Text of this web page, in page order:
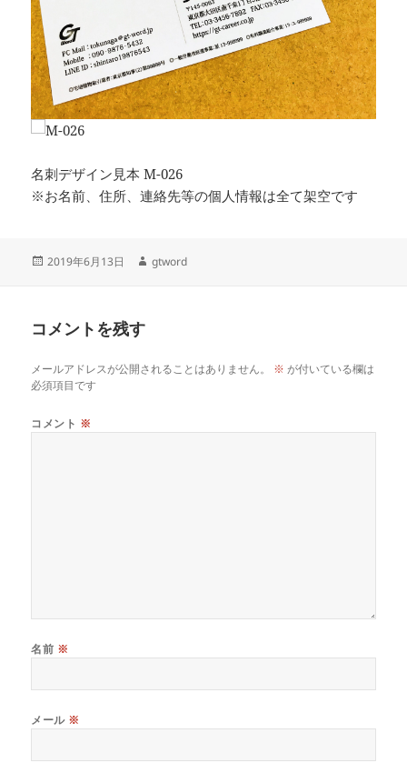
M-026
名刺デザイン見本 M-026
※お名前、住所、連絡先等の個人情報は全て架空です
投
2019年6月13日
作
gtword
コメントを残す
メールアドレスが公開されることはありません。 ※ が付いている欄は
必須項目です
コメント ※
名前 ※
メール ※